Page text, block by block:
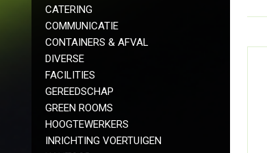
CATERING
COMMUNICATIE
CONTAINERS & AFVAL
DIVERSE
FACILITIES
GEREEDSCHAP
GREEN ROOMS
HOOGTEWERKERS
INRICHTING VOERTUIGEN